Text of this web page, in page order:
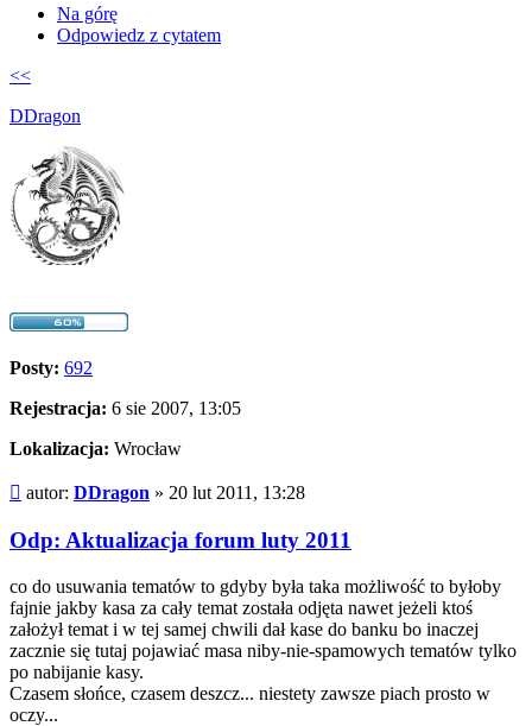
Na górę
Odpowiedz z cytatem
<<
DDragon
Posty: 692
Rejestracja: 6 sie 2007, 13:05
Lokalizacja: Wrocław
Post
autor: DDragon » 20 lut 2011, 13:28
Odp: Aktualizacja forum luty 2011
co do usuwania tematów to gdyby była taka możliwość to byłoby
fajnie jakby kasa za cały temat została odjęta nawet jeżeli ktoś
założył temat i w tej samej chwili dał kase do banku bo inaczej
zacznie się tutaj pojawiać masa niby-nie-spamowych tematów tylko
po nabijanie kasy.
Czasem słońce, czasem deszcz... niestety zawsze piach prosto w
oczy...